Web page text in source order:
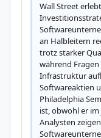
Wall Street
an Halbleitern
trotz starker
während
Infrastruktur
Softwareaktien
Philadelphia
ist, obwohl er im
Analysten